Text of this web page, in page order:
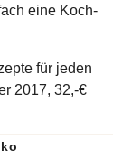
eine Koch-
für jeden
2017, 32,-€